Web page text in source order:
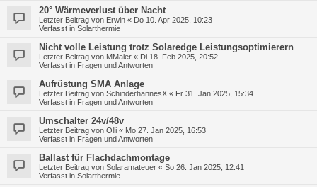
20° Wärmeverlust über Nacht
Letzter Beitrag von Erwin « Do 10. Apr 2025, 10:23
Verfasst in Solarthermie
Nicht volle Leistung trotz Solaredge Leistungsoptimierern
Letzter Beitrag von MMaier « Di 18. Feb 2025, 20:52
Verfasst in Fragen und Antworten
Aufrüstung SMA Anlage
Letzter Beitrag von SchinderhannesX « Fr 31. Jan 2025, 15:34
Verfasst in Fragen und Antworten
Umschalter 24v/48v
Letzter Beitrag von Olli « Mo 27. Jan 2025, 16:53
Verfasst in Fragen und Antworten
Ballast für Flachdachmontage
Letzter Beitrag von Solaramateuer « So 26. Jan 2025, 12:41
Verfasst in Solarthermie